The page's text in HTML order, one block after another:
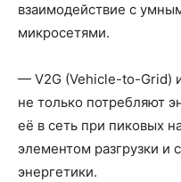
взаимодействие с
микросетями.
— V2G (Vehicle-to-Grid)
не только потребляют
её в сеть при пиковых
элементом разгрузки и
энергетики.